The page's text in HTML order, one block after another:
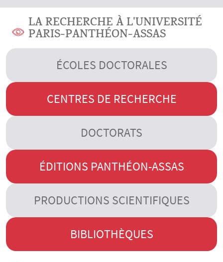
LA RECHERCHE À L'UNIVERSITÉ
PARIS-PANTHÉON-ASSAS
ÉCOLES DOCTORALES
CENTRES DE RECHERCHE
DOCTORATS
ÉDITIONS PANTHÉON-ASSAS
PRODUCTIONS SCIENTIFIQUES
BIBLIOTHÈQUES